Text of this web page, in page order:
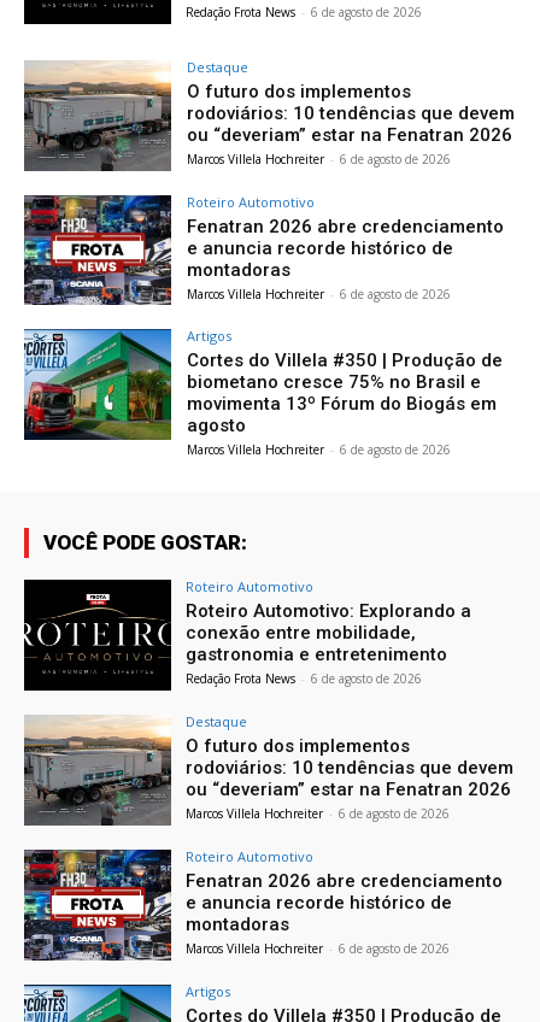
Redação Frota News - 6 de agosto de 2026
Destaque
O futuro dos implementos
rodoviários: 10 tendências que devem
ou “deveriam” estar na Fenatran 2026
Marcos Villela Hochreiter - 6 de agosto de 2026
Roteiro Automotivo
Fenatran 2026 abre credenciamento
e anuncia recorde histórico de
montadoras
Marcos Villela Hochreiter - 6 de agosto de 2026
Artigos
Cortes do Villela #350 | Produção de
biometano cresce 75% no Brasil e
movimenta 13º Fórum do Biogás em
agosto
Marcos Villela Hochreiter - 6 de agosto de 2026
VOCÊ PODE GOSTAR:
Roteiro Automotivo
Roteiro Automotivo: Explorando a
conexão entre mobilidade,
gastronomia e entretenimento
Redação Frota News - 6 de agosto de 2026
Destaque
O futuro dos implementos
rodoviários: 10 tendências que devem
ou “deveriam” estar na Fenatran 2026
Marcos Villela Hochreiter - 6 de agosto de 2026
Roteiro Automotivo
Fenatran 2026 abre credenciamento
e anuncia recorde histórico de
montadoras
Marcos Villela Hochreiter - 6 de agosto de 2026
Artigos
Cortes do Villela #350 | Produção de